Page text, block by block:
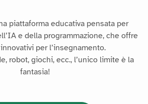
piattaforma educativa pensata per
e della programmazione, che offre
per l’insegnamento.
robot, giochi, ecc., l’unico limite è la
fantasia!